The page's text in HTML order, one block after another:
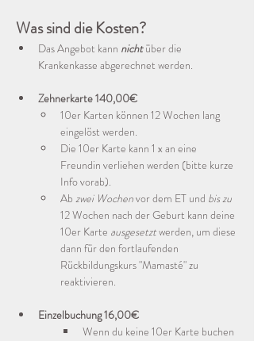
Was sind die Kosten?
Das Angebot kann nicht über die
Krankenkasse abgerechnet werden.
Zehnerkarte 140,00€
10er Karten können 12 Wochen lang
eingelöst werden.
Die 10er Karte kann 1 x an eine
Freundin verliehen werden (bitte kurze
Info vorab).
Ab zwei Wochen vor dem ET und bis zu
12 Wochen nach der Geburt kann deine
10er Karte ausgesetzt werden, um diese
dann für den fortlaufenden
Rückbildungskurs "Mamasté" zu
reaktivieren.
Einzelbuchung 16,00€
Wenn du keine 10er Karte buchen